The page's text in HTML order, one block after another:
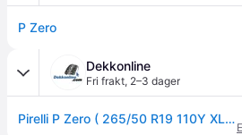
P Zero
Dekkonline
Fri frakt, 2–3 dager
Pirelli P Zero ( 265/50 R19 110Y XL MGT )